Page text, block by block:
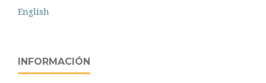
English
INFORMACIÓN